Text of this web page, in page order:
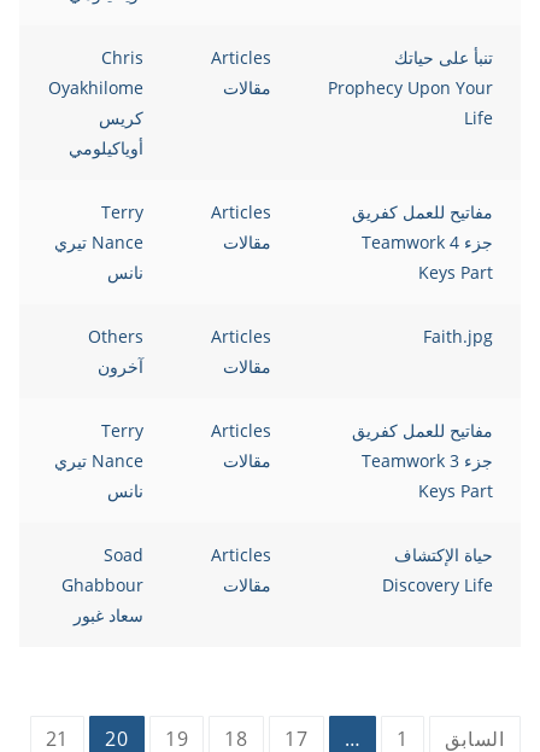
تنبأ على حياتك
Prophecy Upon Your
Life
Articles
مقالات
Chris
Oyakhilome
كريس
أوياكيلومي
مفاتيح للعمل كفريق
جزء 4 Teamwork
Keys Part
Articles
مقالات
Terry
Nance تيري
نانس
Faith.jpg
Articles
مقالات
Others
آخرون
مفاتيح للعمل كفريق
جزء 3 Teamwork
Keys Part
Articles
مقالات
Terry
Nance تيري
نانس
حياة الإكتشاف
Discovery Life
Articles
مقالات
Soad
Ghabbour
سعاد غبور
تعدد
السابق 1
…
17
18
19
20
21